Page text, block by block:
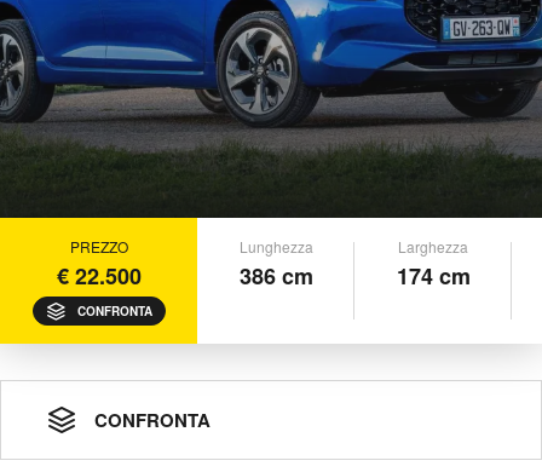
PREZZO
€ 22.500
CONFRONTA
Lunghezza
386 cm
Larghezza
174 cm
CONFRONTA